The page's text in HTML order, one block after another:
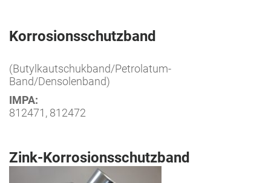
Korrosionsschutzband
(Butylkautschukband/Petrolatum-
Band/Densolenband)
IMPA:
812471, 812472
Zink-Korrosionsschutzband